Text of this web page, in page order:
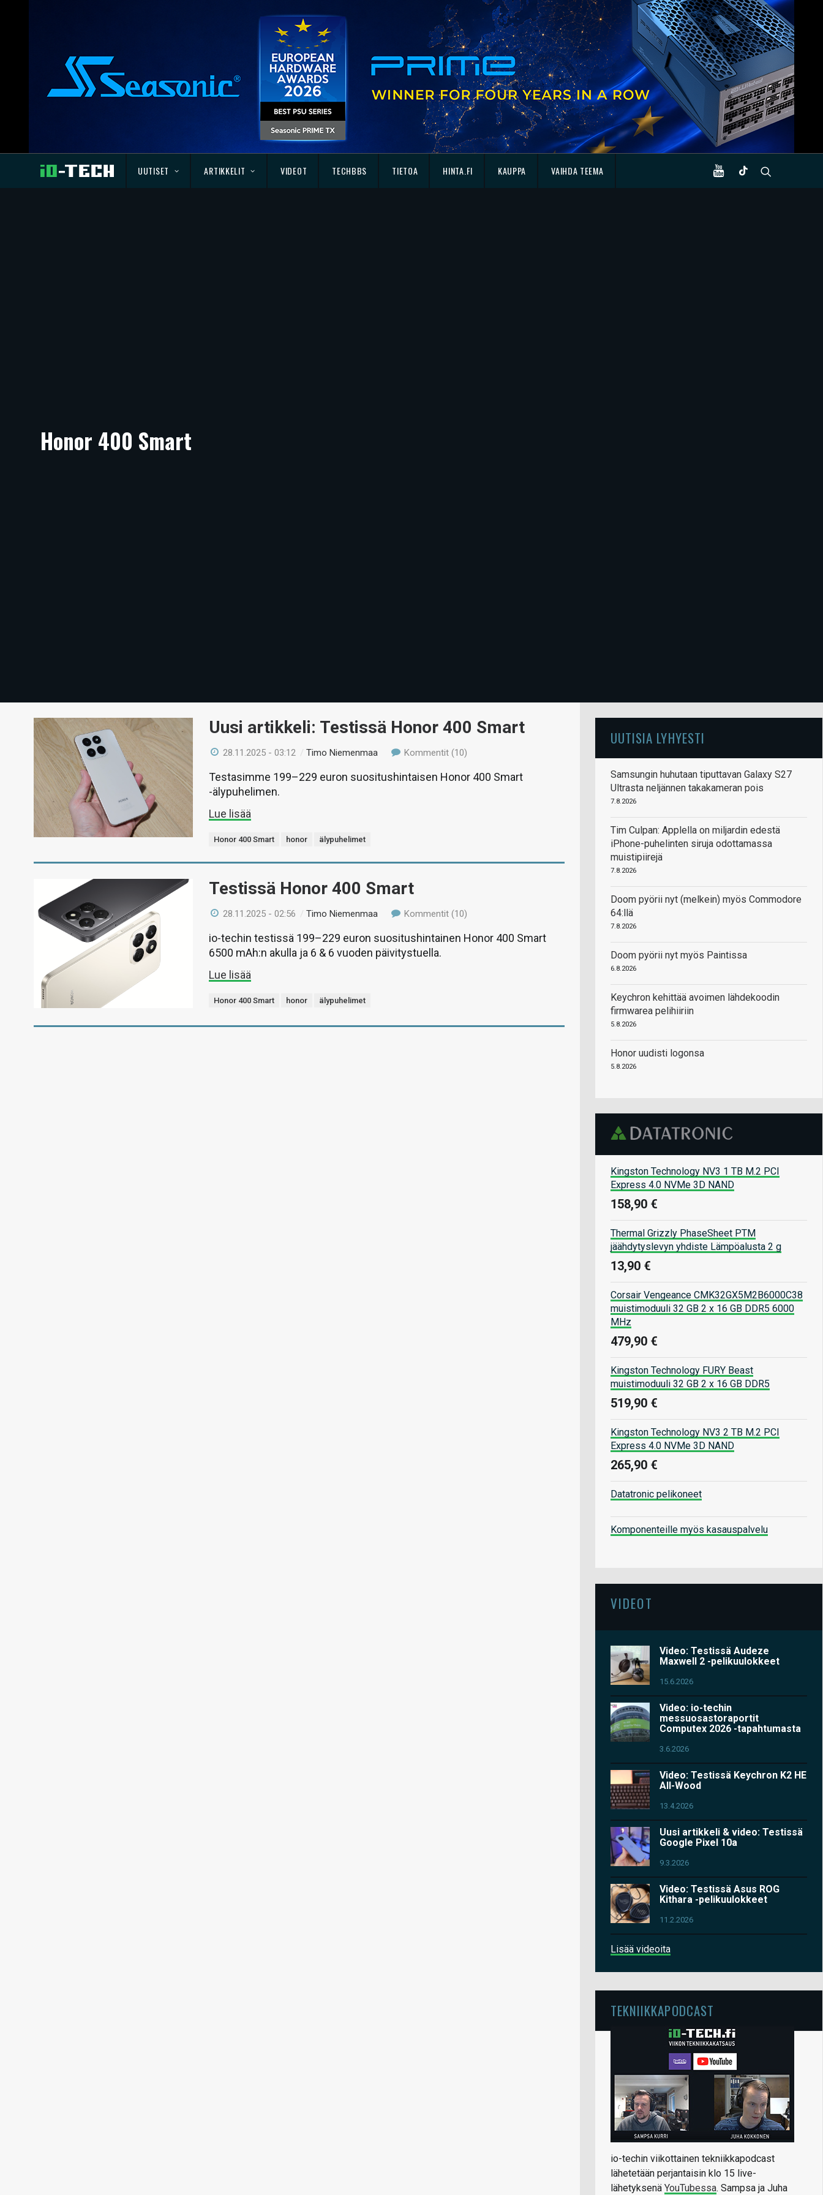
UUTISET ARTIKKELIT VIDEOT TECHBBS TIETOA HINTA.FI KAUPPA VAIHDA TEEMA
Honor 400 Smart
Uusi artikkeli: Testissä Honor 400 Smart
28.11.2025 - 03:12 /Timo Niemenmaa Kommentit (10)
Testasimme 199–229 euron suositushintaisen Honor 400 Smart
-älypuhelimen.
Lue lisää
Honor 400 Smart honor älypuhelimet
Testissä Honor 400 Smart
28.11.2025 - 02:56 /Timo Niemenmaa Kommentit (10)
io-techin testissä 199–229 euron suositushintainen Honor 400 Smart
6500 mAh:n akulla ja 6 & 6 vuoden päivitystuella.
Lue lisää
Honor 400 Smart honor älypuhelimet
UUTISIA LYHYESTI
Samsungin huhutaan tiputtavan Galaxy S27
Ultrasta neljännen takakameran pois
7.8.2026
Tim Culpan: Applella on miljardin edestä
iPhone-puhelinten siruja odottamassa
muistipiirejä
7.8.2026
Doom pyörii nyt (melkein) myös Commodore
64:llä
7.8.2026
Doom pyörii nyt myös Paintissa
6.8.2026
Keychron kehittää avoimen lähdekoodin
firmwarea pelihiiriin
5.8.2026
Honor uudisti logonsa
5.8.2026
Kingston Technology NV3 1 TB M.2 PCI
Express 4.0 NVMe 3D NAND
158,90 €
Thermal Grizzly PhaseSheet PTM
jäähdytyslevyn yhdiste Lämpöalusta 2 g
13,90 €
Corsair Vengeance CMK32GX5M2B6000C38
muistimoduuli 32 GB 2 x 16 GB DDR5 6000
MHz
479,90 €
Kingston Technology FURY Beast
muistimoduuli 32 GB 2 x 16 GB DDR5
519,90 €
Kingston Technology NV3 2 TB M.2 PCI
Express 4.0 NVMe 3D NAND
265,90 €
Datatronic pelikoneet
Komponenteille myös kasauspalvelu
VIDEOT
Video: Testissä Audeze
Maxwell 2 -pelikuulokkeet
15.6.2026
Video: io-techin
messuosastoraportit
Computex 2026 -tapahtumasta
3.6.2026
Video: Testissä Keychron K2 HE
All-Wood
13.4.2026
Uusi artikkeli & video: Testissä
Google Pixel 10a
9.3.2026
Video: Testissä Asus ROG
Kithara -pelikuulokkeet
11.2.2026
Lisää videoita
TEKNIIKKAPODCAST
io-techin viikottainen tekniikkapodcast
lähetetään perjantaisin klo 15 live-
lähetyksenä YouTubessa. Sampsa ja Juha